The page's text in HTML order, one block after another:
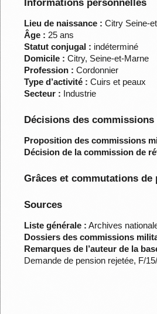
Informations personnelles
Lieu de naissance : Citry Seine-
Âge : 25 ans
Statut conjugal : indéterminé
Domicile : Citry, Seine-et-Marne
Profession : Cordonnier
Type d’activité : Cuirs et peaux
Secteur : Industrie
Décisions des
Proposition des commissions
Décision de la commission de
Grâces et commutations de
Sources
Liste générale : Archives
Dossiers des commissions
Remarques de l’auteur de la
Demande de pension rejetée, F/